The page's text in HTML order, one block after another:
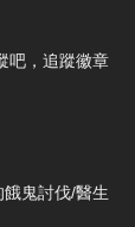
吧，追蹤徽章
鬼討伐/醫生